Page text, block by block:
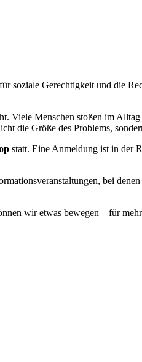
soziale Gerechtigkeit und die
Viele Menschen stoßen im
die Größe des Problems,
statt. Eine Anmeldung ist in der
bei
wir etwas bewegen – für